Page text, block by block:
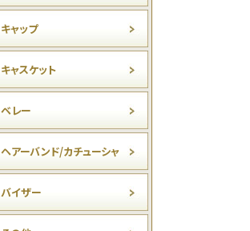
キャップ
キャスケット
ベレー
ヘアーバンド/カチューシャ
バイザー